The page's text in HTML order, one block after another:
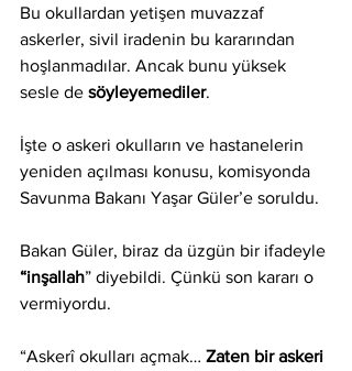
Bu okullardan yetişen muvazzaf
askerler, sivil iradenin bu kararından
hoşlanmadılar. Ancak bunu yüksek
sesle de söyleyemediler.
İşte o askeri okulların ve hastanelerin
yeniden açılması konusu, komisyonda
Savunma Bakanı Yaşar Güler’e soruldu.
Bakan Güler, biraz da üzgün bir ifadeyle
“inşallah” diyebildi. Çünkü son kararı o
vermiyordu.
“Askerî okulları açmak… Zaten bir askeri